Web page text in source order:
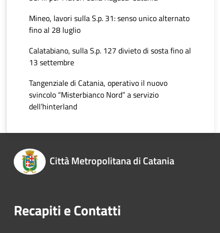
Mineo, lavori sulla S.p. 31: senso unico alternato
fino al 28 luglio
Calatabiano, sulla S.p. 127 divieto di sosta fino al
13 settembre
Tangenziale di Catania, operativo il nuovo
svincolo “Misterbianco Nord” a servizio
dell’hinterland
Città Metropolitana di Catania
Recapiti e Contatti